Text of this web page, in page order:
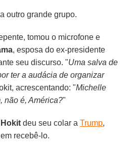
outro grande grupo.
tomou o microfone e
, esposa do ex-presidente
seu discurso. "Uma salva de
ter a audácia de organizar
acrescentando: "Michelle
não é, América?"
Hokit deu seu colar aTrump,
recebê-lo.